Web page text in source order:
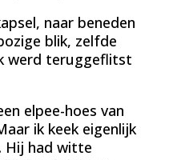
naar beneden
blik, zelfde
werd teruggeflitst
elpee-hoes van
ik keek eigenlijk
Hij had witte